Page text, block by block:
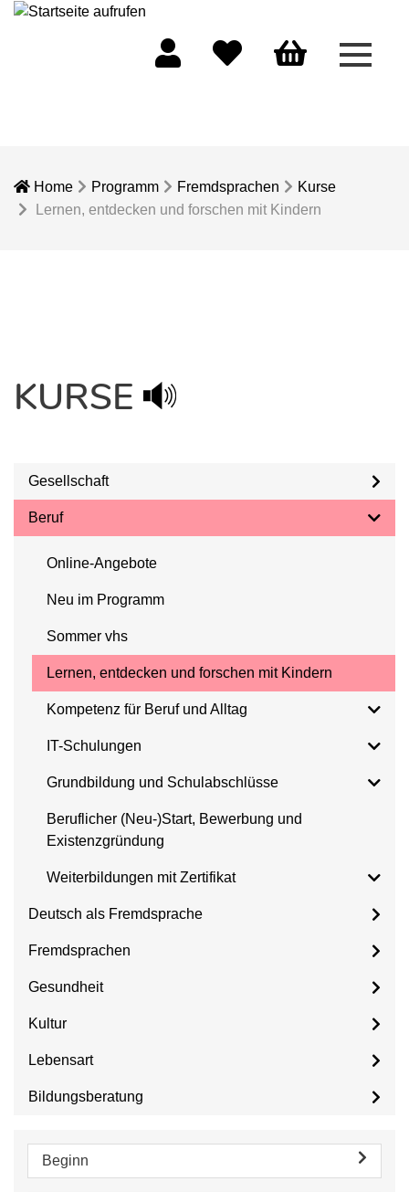
Menü
Home Programm Fremdsprachen
Kurse
Lernen, entdecken und forschen mit Kindern
KURSE
Gesellschaft
Beruf
Online-Angebote
Neu im Programm
Sommer vhs
Lernen, entdecken und forschen mit Kindern
Kompetenz für Beruf und Alltag
IT-Schulungen
Grundbildung und Schulabschlüsse
Beruflicher (Neu-)Start, Bewerbung und
Existenzgründung
Weiterbildungen mit Zertifikat
Deutsch als Fremdsprache
Fremdsprachen
Gesundheit
Kultur
Lebensart
Bildungsberatung
Beginn